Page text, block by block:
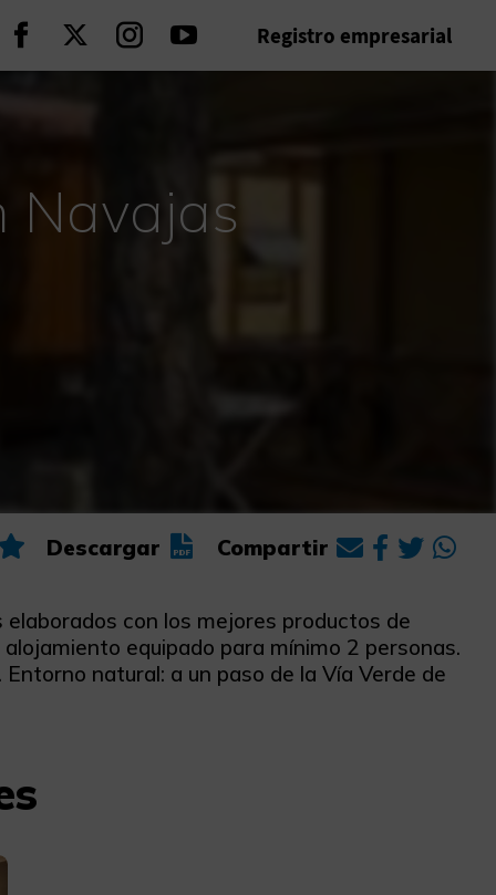
Seguir en Facebook
Seguir en Twitter
Seguir en Instagram
Seguir en Youtube
Registro empresarial
Navajas
Descargar Compartir
con los mejores productos de
equipado para mínimo 2 personas.
natural: a un paso de la Vía Verde de